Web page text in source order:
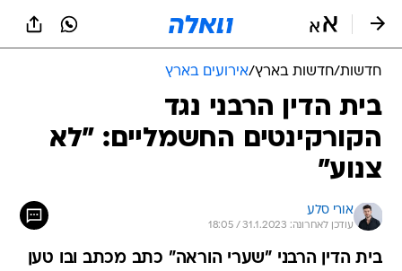
חדשות/חדשות בארץ/אירועים בארץ
בית הדין הרבני נגד
הקורקינטים החשמליים: "לא
צנוע"
אורי סלע
עודכן לאחרונה: 31.1.2023 / 18:05
בית הדין הרבני "שערי הוראה" כתב מכתב ובו טען